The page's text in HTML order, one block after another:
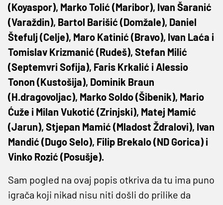
(Koyaspor), Marko Tolić (Maribor), Ivan Šaranić
(Varaždin), Bartol Barišić (Domžale), Daniel
Štefulj (Celje), Maro Katinić (Bravo), Ivan Laća i
Tomislav Krizmanić (Rudeš), Stefan Milić
(Septemvri Sofija), Faris Krkalić i Alessio
Tonon (Kustošija), Dominik Braun
(H.dragovoljac), Marko Soldo (Šibenik), Mario
Ćuže i Milan Vukotić (Zrinjski), Matej Mamić
(Jarun), Stjepan Mamić (Mladost Ždralovi), Ivan
Mandić (Dugo Selo), Filip Brekalo (ND Gorica) i
Vinko Rozić (Posušje).
Sam pogled na ovaj popis otkriva da tu ima puno
igrača koji nikad nisu niti došli do prilike da